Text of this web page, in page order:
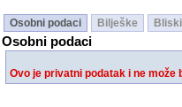
Osobni podaci Bilješke
Osobni podaci
Ovo je privatni podatak i ne